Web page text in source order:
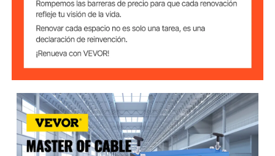
Peso Neto 55 libras / 25 kg
Dimensiones del
Artículo
19 x 5 x 9 pulgadas / 48,2 x